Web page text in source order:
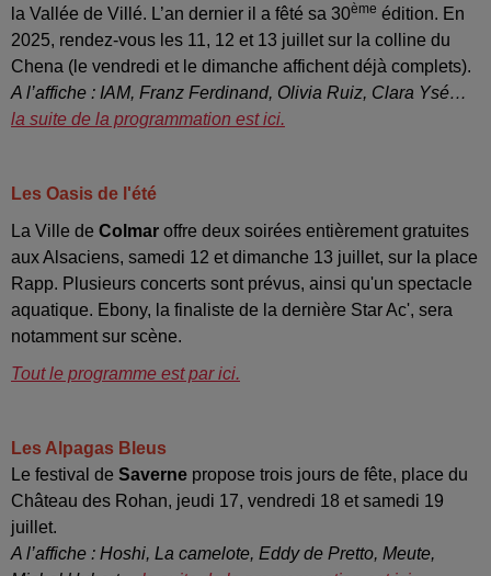
la Vallée de Villé. L’an dernier il a fêté sa 30ème édition. En
2025, rendez-vous les 11, 12 et 13 juillet sur la colline du
Chena (le vendredi et le dimanche affichent déjà complets).
A l’affiche : IAM, Franz Ferdinand, Olivia Ruiz, Clara Ysé…
la suite de la programmation est ici.
Les Oasis de l'été
La Ville de Colmar offre deux soirées entièrement gratuites
aux Alsaciens, samedi 12 et dimanche 13 juillet, sur la place
Rapp. Plusieurs concerts sont prévus, ainsi qu'un spectacle
aquatique. Ebony, la finaliste de la dernière Star Ac', sera
notamment sur scène.
Tout le programme est par ici.
Les Alpagas Bleus
Le festival de Saverne propose trois jours de fête, place du
Château des Rohan, jeudi 17, vendredi 18 et samedi 19
juillet.
A l’affiche : Hoshi, La camelote, Eddy de Pretto, Meute,